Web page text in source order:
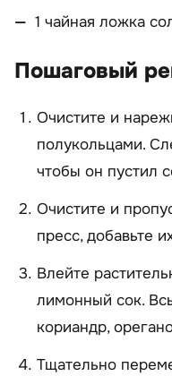
1 чайная ложка
Пошаговый
Очистите и
полукольцами.
чтобы он пустил
Очистите и
пресс, добавьте
Влейте
лимонный сок.
кориандр,
Тщательно